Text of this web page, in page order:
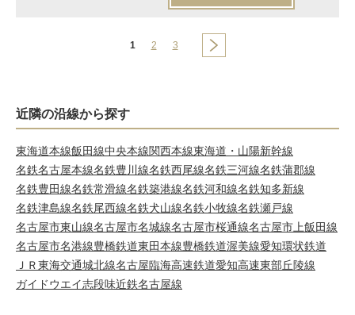
1 2 3
近隣の沿線から探す
東海道本線飯田線中央本線関西本線東海道・山陽新幹線
名鉄名古屋本線名鉄豊川線名鉄西尾線名鉄三河線名鉄蒲郡線
名鉄豊田線名鉄常滑線名鉄築港線名鉄河和線名鉄知多新線
名鉄津島線名鉄尾西線名鉄犬山線名鉄小牧線名鉄瀬戸線
名古屋市東山線名古屋市名城線名古屋市桜通線名古屋市上飯田線
名古屋市名港線豊橋鉄道東田本線豊橋鉄道渥美線愛知環状鉄道
ＪＲ東海交通城北線名古屋臨海高速鉄道愛知高速東部丘陵線
ガイドウエイ志段味近鉄名古屋線